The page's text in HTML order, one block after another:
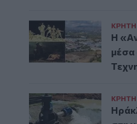
ΚΡΗΤΗ
Η
μέσα
ΚΡΗΤΗ